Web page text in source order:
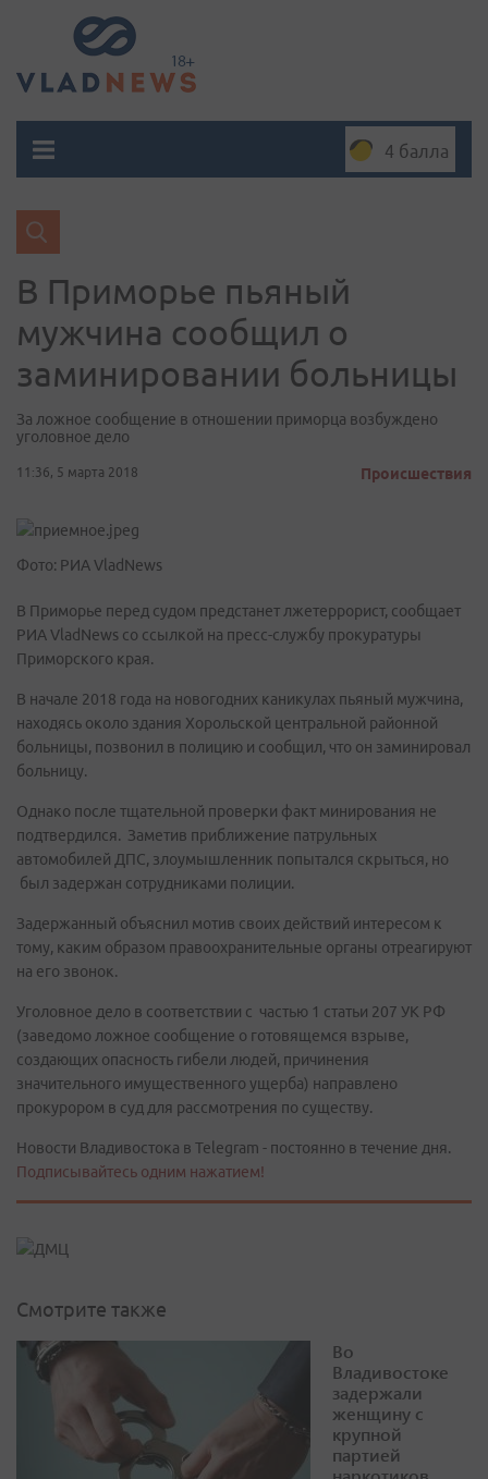
4 балла
В Приморье пьяный
мужчина сообщил о
заминировании больницы
За ложное сообщение в отношении приморца возбуждено
уголовное дело
11:36, 5 марта 2018 Происшествия
Фото: РИА VladNews
В Приморье перед судом предстанет лжетеррорист, сообщает
РИА VladNews со ссылкой на пресс-службу прокуратуры
Приморского края.
В начале 2018 года на новогодних каникулах пьяный мужчина,
находясь около здания Хорольской центральной районной
больницы, позвонил в полицию и сообщил, что он заминировал
больницу.
Однако после тщательной проверки факт минирования не
подтвердился. Заметив приближение патрульных
автомобилей ДПС, злоумышленник попытался скрыться, но
был задержан сотрудниками полиции.
Задержанный объяснил мотив своих действий интересом к
тому, каким образом правоохранительные органы отреагируют
на его звонок.
Уголовное дело в соответствии с частью 1 статьи 207 УК РФ
(заведомо ложное сообщение о готовящемся взрыве,
создающих опасность гибели людей, причинения
значительного имущественного ущерба) направлено
прокурором в суд для рассмотрения по существу.
Новости Владивостока в Telegram - постоянно в течение дня.
Подписывайтесь одним нажатием!
Смотрите также
Во
Владивостоке
задержали
женщину с
крупной
партией